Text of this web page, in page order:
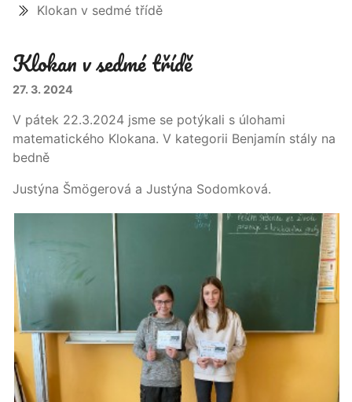
Klokan v sedmé třídě
Klokan v sedmé třídě
27. 3. 2024
V pátek 22.3.2024 jsme se potýkali s úlohami
matematického Klokana. V kategorii Benjamín stály na
bedně
Justýna Šmögerová a Justýna Sodomková.